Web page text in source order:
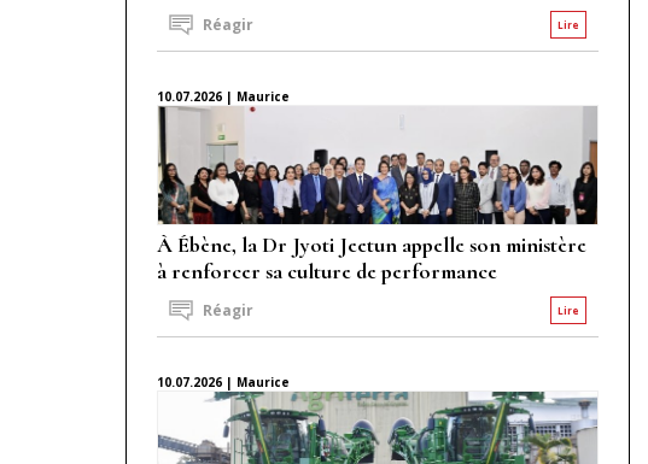
Lire
Réagir
10.07.2026 | Maurice
À Ébène, la Dr Jyoti Jeetun appelle son ministère
à renforcer sa culture de performance
Lire
Réagir
10.07.2026 | Maurice